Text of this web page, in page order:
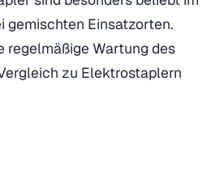
gemischten Einsatzorten.
regelmäßige Wartung des
zu Elektrostaplern